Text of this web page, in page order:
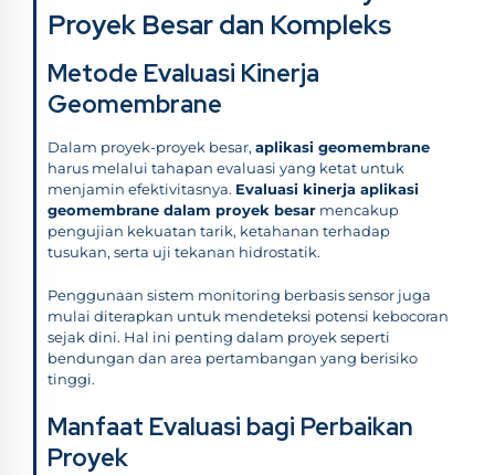
Proyek Besar dan Kompleks
Metode Evaluasi Kinerja
Geomembrane
Dalam proyek-proyek besar, aplikasi geomembrane
harus melalui tahapan evaluasi yang ketat untuk
menjamin efektivitasnya. Evaluasi kinerja aplikasi
geomembrane dalam proyek besar mencakup
pengujian kekuatan tarik, ketahanan terhadap
tusukan, serta uji tekanan hidrostatik.
Penggunaan sistem monitoring berbasis sensor juga
mulai diterapkan untuk mendeteksi potensi kebocoran
sejak dini. Hal ini penting dalam proyek seperti
bendungan dan area pertambangan yang berisiko
tinggi.
Manfaat Evaluasi bagi Perbaikan
Proyek